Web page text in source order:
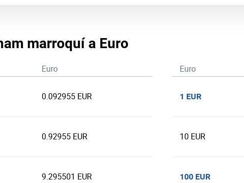
marroquí a Euro
Euro
0.092955 EUR
0.92955 EUR
9.295501 EUR
Euro
1 EUR
10 EUR
100 EUR